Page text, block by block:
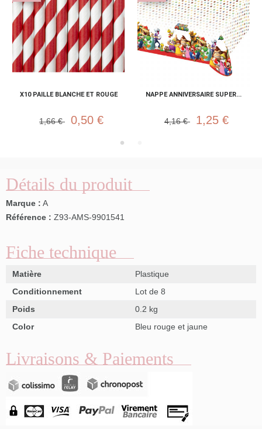
X10 PAILLE BLANCHE ET ROUGE
1,66 € 0,50 €
NAPPE ANNIVERSAIRE SUPER...
4,16 € 1,25 €
Détails du produit
Marque : A
Référence : Z93-AMS-9901541
Fiche technique
Matière
Plastique
Conditionnement
Lot de 8
Poids
0.2 kg
Color
Bleu rouge et jaune
Livraisons & Paiements